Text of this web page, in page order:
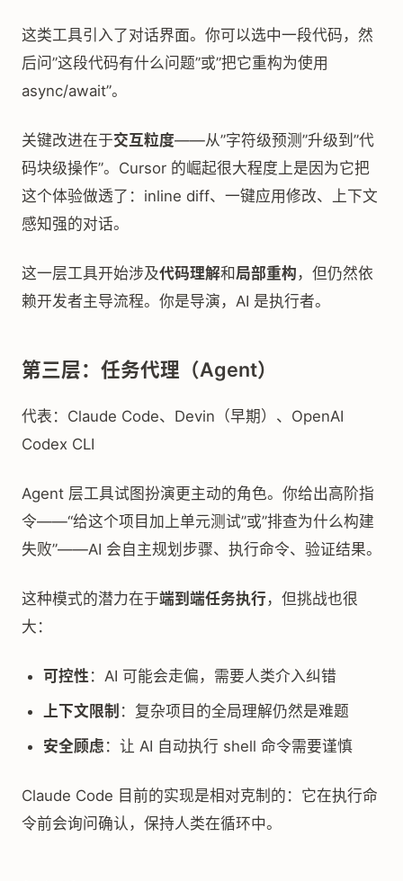
这类工具引入了对话界面。你可以选中一段代码，然
后问”这段代码有什么问题”或”把它重构为使用
async/await”。
关键改进在于交互粒度——从”字符级预测”升级到”代
码块级操作”。Cursor 的崛起很大程度上是因为它把
这个体验做透了：inline diff、一键应用修改、上下文
感知强的对话。
这一层工具开始涉及代码理解和局部重构 ，但仍然依
赖开发者主导流程。你是导演，AI 是执行者。
第三层：任务代理（Agent）
代表：Claude Code、Devin（早期）、OpenAI
Codex CLI
Agent 层工具试图扮演更主动的角色。你给出高阶指
令——“给这个项目加上单元测试”或”排查为什么构建
失败”——AI 会自主规划步骤、执行命令、验证结果。
这种模式的潜力在于端到端任务执行，但挑战也很
大：
可控性：AI 可能会走偏，需要人类介入纠错
上下文限制 ：复杂项目的全局理解仍然是难题
安全顾虑 ：让 AI 自动执行 shell 命令需要谨慎
Claude Code 目前的实现是相对克制的：它在执行命
令前会询问确认，保持人类在循环中。